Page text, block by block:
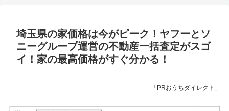
埼玉県の家価格は今がピーク！ヤフーとソ
ニーグループ運営の不動産一括査定がスゴ
イ！家の最高価格がすぐ分かる！
「PRおうちダイレクト」